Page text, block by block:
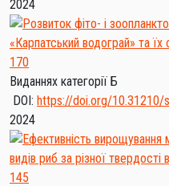
2024
170
Виданнях категорії Б
DOI: https://doi.org/10.31210/
2024
145